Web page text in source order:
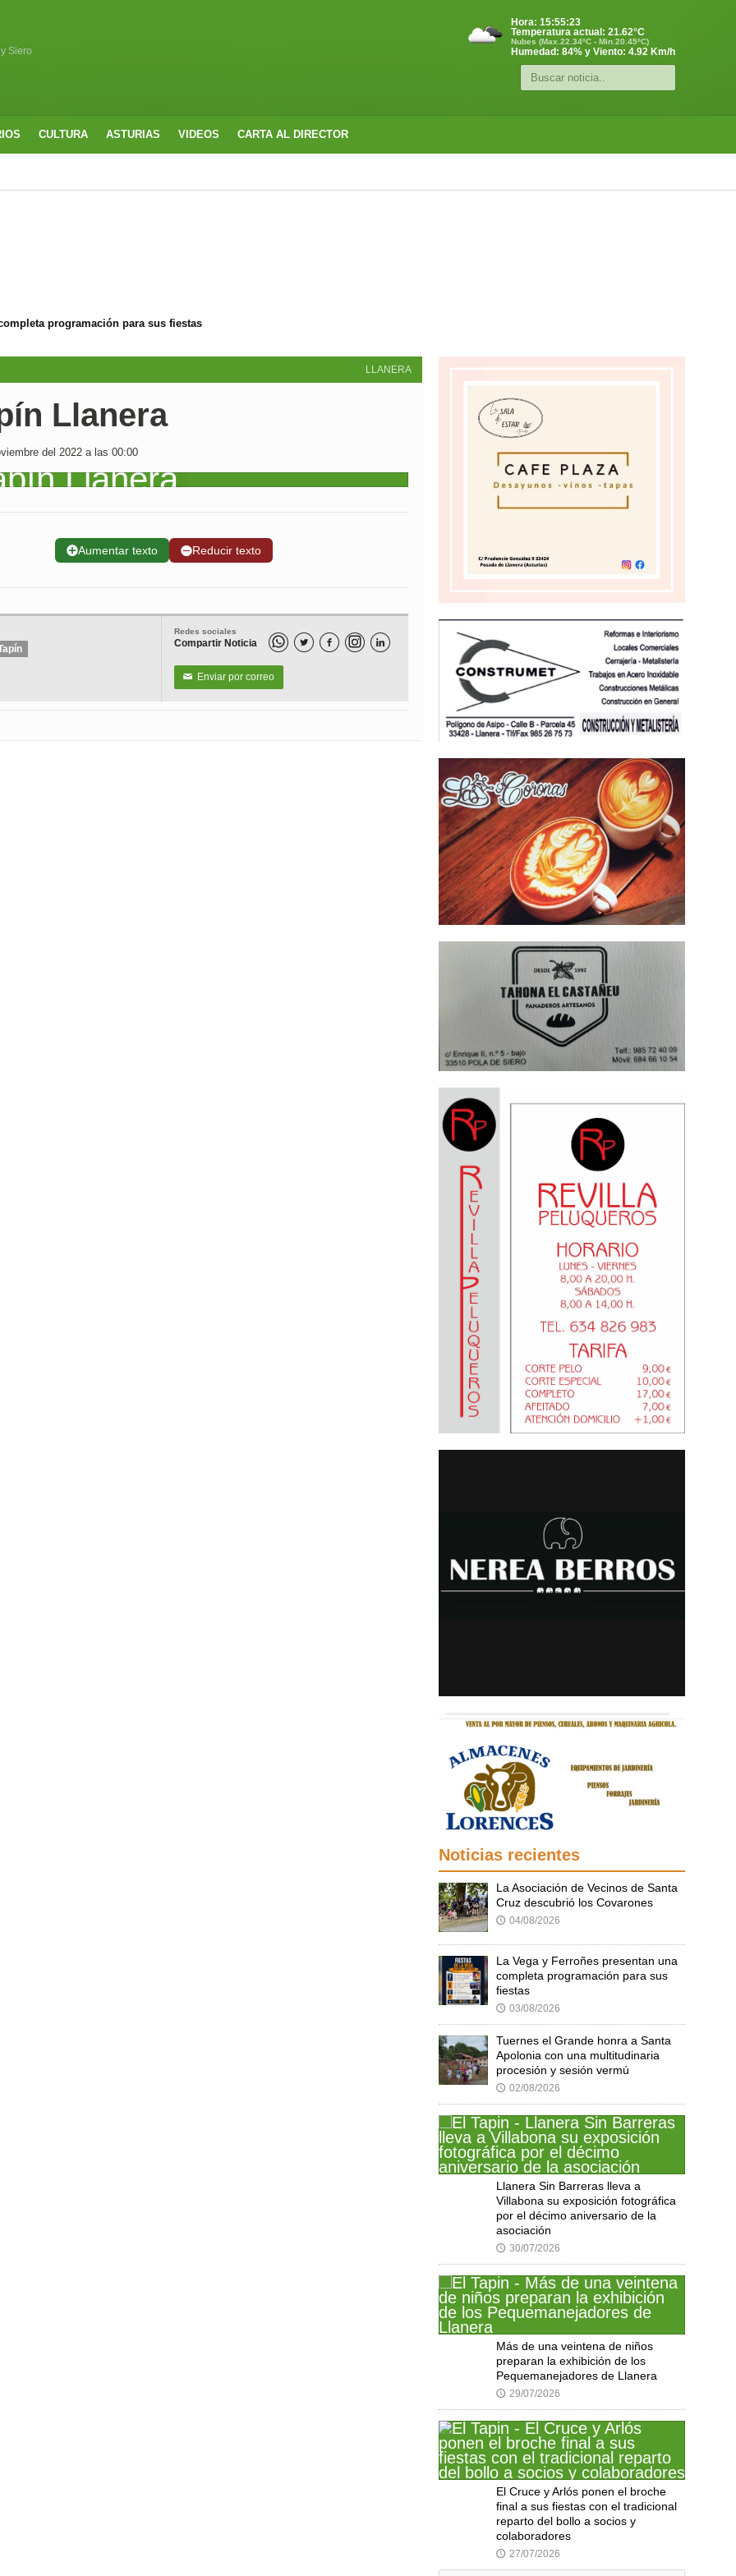
Siero
Hora: 15:55:23
Temperatura actual: 21.62°C
Nubes (Max.22.34ºC - Min.20.45ºC)
Humedad: 84% y Viento: 4.92 Km/h
CULTURA ASTURIAS VIDEOS CARTA AL DIRECTOR
programación para sus fiestas
LLANERA
Llanera
del 2022 a las 00:00
➕Aumentar texto ➖Reducir texto
Redes sociales
Compartir Noticia   
✉ Enviar por correo
Noticias recientes
La Asociación de Vecinos de Santa
Cruz descubrió los Covarones
🕔 04/08/2026
La Vega y Ferroñes presentan una
completa programación para sus
fiestas
🕔 03/08/2026
Tuernes el Grande honra a Santa
Apolonia con una multitudinaria
procesión y sesión vermú
🕔 02/08/2026
Llanera Sin Barreras lleva a
Villabona su exposición fotográfica
por el décimo aniversario de la
asociación
🕔 30/07/2026
Más de una veintena de niños
preparan la exhibición de los
Pequemanejadores de Llanera
🕔 29/07/2026
El Cruce y Arlós ponen el broche
final a sus fiestas con el tradicional
reparto del bollo a socios y
colaboradores
🕔 27/07/2026